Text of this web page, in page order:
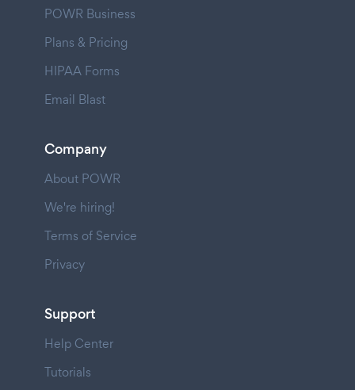
POWR Business
Plans & Pricing
HIPAA Forms
Email Blast
Company
About POWR
We're hiring!
Terms of Service
Privacy
Support
Help Center
Tutorials